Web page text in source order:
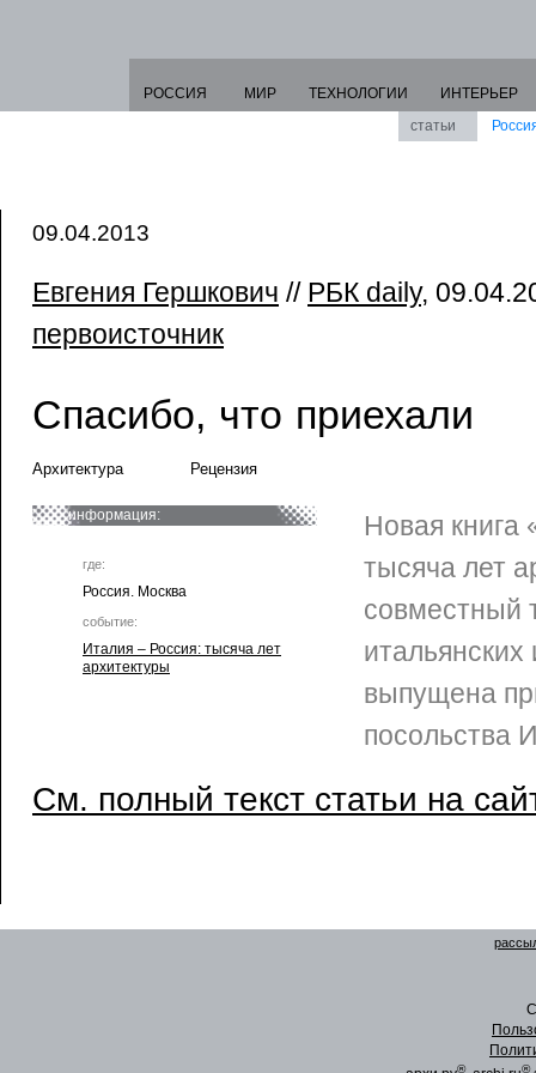
РОССИЯ МИР ТЕХНОЛОГИИ
ИНТЕРЬЕР
статьи
09.04.2013
Евгения Гершкович // РБК daily,
первоисточник
Спасибо, что приехали
Архитектура Рецензия
информация:
где:
Россия. Москва
событие:
Италия – Россия: тысяча лет
архитектуры
Новая
тысяча лет
совместный
выпущена
посольства
См. полный текст статьи на
® ®